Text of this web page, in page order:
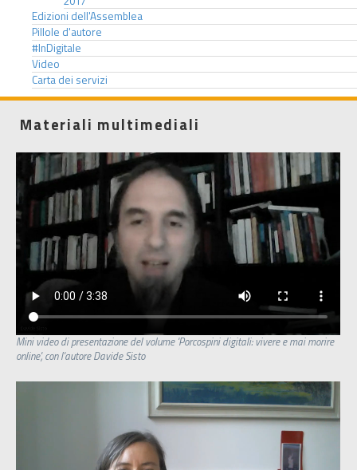
Edizioni dell'Assemblea
Pillole d'autore
#InDigitale
Video
Carta dei servizi
Materiali multimediali
Mini video di presentazione del volume 'Porcospini digitali: vivere e mai morire
online', con l'autore Davide Sisto